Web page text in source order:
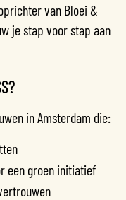
van Bloei &
je stap voor stap aan
in Amsterdam die:
een groen initiatief